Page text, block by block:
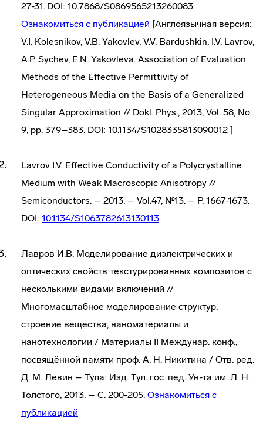
27-31. DOI: 10.7868/S0869565213260083
Ознакомиться с публикацией [Англоязычная версия:
V.I. Kolesnikov, V.B. Yakovlev, V.V. Bardushkin, I.V. Lavrov,
A.P. Sychev, E.N. Yakovleva. Association of Evaluation
Methods of the Effective Permittivity of
Heterogeneous Media on the Basis of a Generalized
Singular Approximation // Dokl. Phys., 2013, Vol. 58, No.
9, pp. 379–383. DOI: 10.1134/S1028335813090012 ]
Lavrov I.V. Effective Conductivity of a Polycrystalline
Medium with Weak Macroscopic Anisotropy //
Semiconductors. – 2013. – Vol.47, №13. – P. 1667-1673.
DOI: 10.1134/S1063782613130113
Лавров И.В. Моделирование диэлектрических и
оптических свойств текстурированных композитов с
несколькими видами включений //
Многомасштабное моделирование структур,
строение вещества, наноматериалы и
нанотехнологии / Материалы II Междунар. конф.,
посвящённой памяти проф. А. Н. Никитина / Отв. ред.
Д. М. Левин – Тула: Изд. Тул. гос. пед. Ун-та им. Л. Н.
Толстого, 2013. – С. 200-205. Ознакомиться с
публикацией